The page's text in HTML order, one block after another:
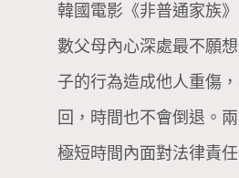
韓國電影《非普通家族
數父母內心深處最不願
子的行為造成他人重傷
回，時間也不會倒退。
極短時間內面對法律責